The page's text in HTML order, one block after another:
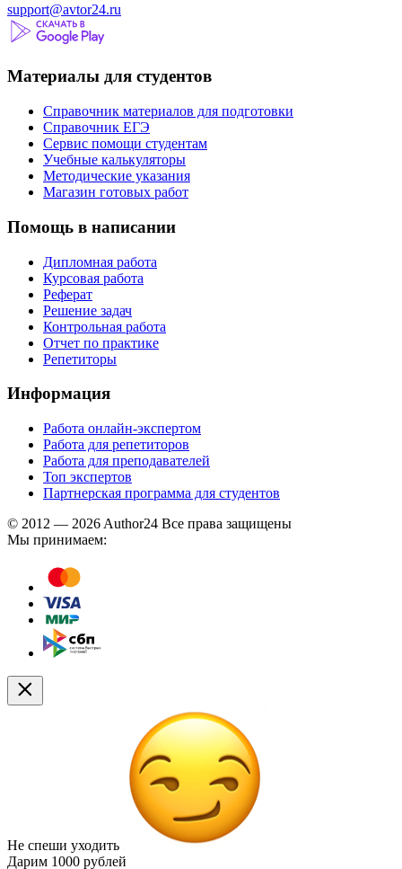
support@avtor24.ru
Материалы для студентов
Справочник материалов для подготовки
Справочник ЕГЭ
Сервис помощи студентам
Учебные калькуляторы
Методические указания
Магазин готовых работ
Помощь в написании
Дипломная работа
Курсовая работа
Реферат
Решение задач
Контрольная работа
Отчет по практике
Репетиторы
Информация
Работа онлайн-экспертом
Работа для репетиторов
Работа для преподавателей
Топ экспертов
Партнерская программа для студентов
© 2012 — 2026 Author24 Все права защищены
Мы принимаем:
Не спеши уходить
Дарим 1000 рублей